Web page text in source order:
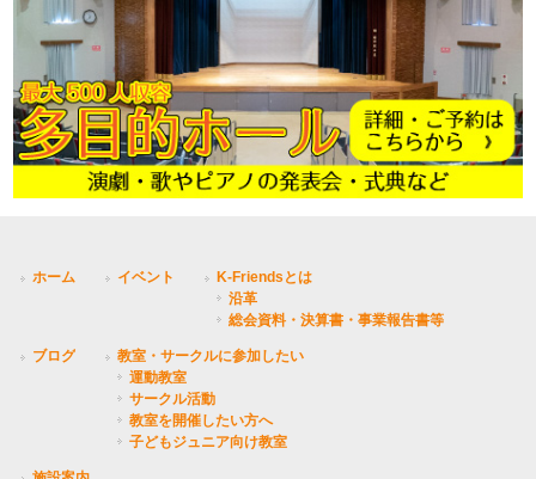
ホーム イベント
K-Friendsとは
沿革
総会資料・決算書・事業報告書等
ブログ
教室・サークルに参加したい
運動教室
サークル活動
教室を開催したい方へ
子どもジュニア向け教室